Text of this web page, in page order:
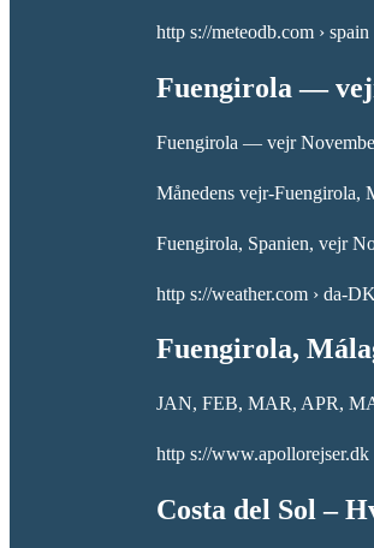
http s://meteodb.com ›
Fuengirola —
Fuengirola — vejr
Månedens vejr-Fuengirola,
Fuengirola, Spanien, vejr
http s://weather.com › da-
Fuengirola,
JAN, FEB, MAR, APR,
http s://www.apollorejser.dk
Costa del Sol –